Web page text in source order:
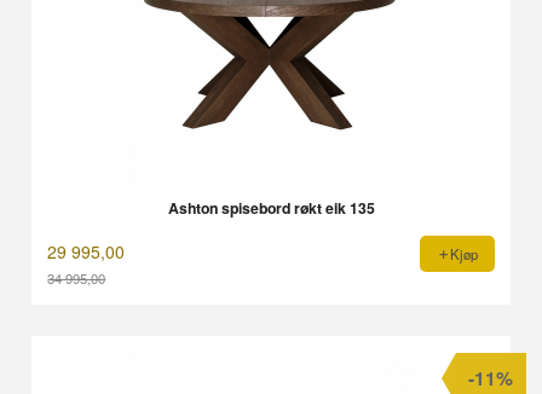
Ashton spisebord røkt eik 135
29 995,00
34 995,00
Kjøp
-11%